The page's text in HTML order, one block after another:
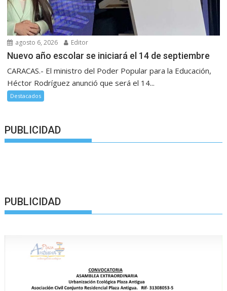
agosto 6, 2026 Editor
Nuevo año escolar se iniciará el 14 de septiembre
CARACAS.- El ministro del Poder Popular para la Educación,
Héctor Rodríguez anunció que será el 14...
Destacados
PUBLICIDAD
PUBLICIDAD